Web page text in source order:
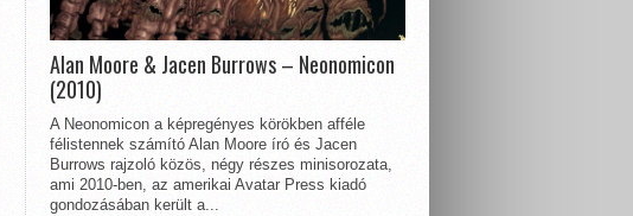
Alan Moore & Jacen Burrows – Neonomicon
(2010)
A Neonomicon a képregényes körökben afféle
félistennek számító Alan Moore író és Jacen
Burrows rajzoló közös, négy részes minisorozata,
ami 2010-ben, az amerikai Avatar Press kiadó
gondozásában került a...